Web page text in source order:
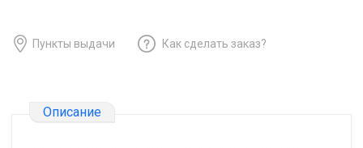
Пункты выдачи Как сделать заказ?
Описание